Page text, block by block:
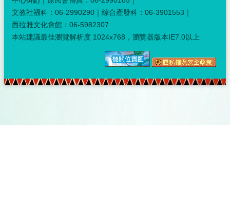
文教社福科：06-2990290｜綜合產發科：06-3901553｜
西拉雅文化會館：06-5982307
本站建議最佳瀏覽解析度 1024x768，瀏覽器版本IE7.0以上